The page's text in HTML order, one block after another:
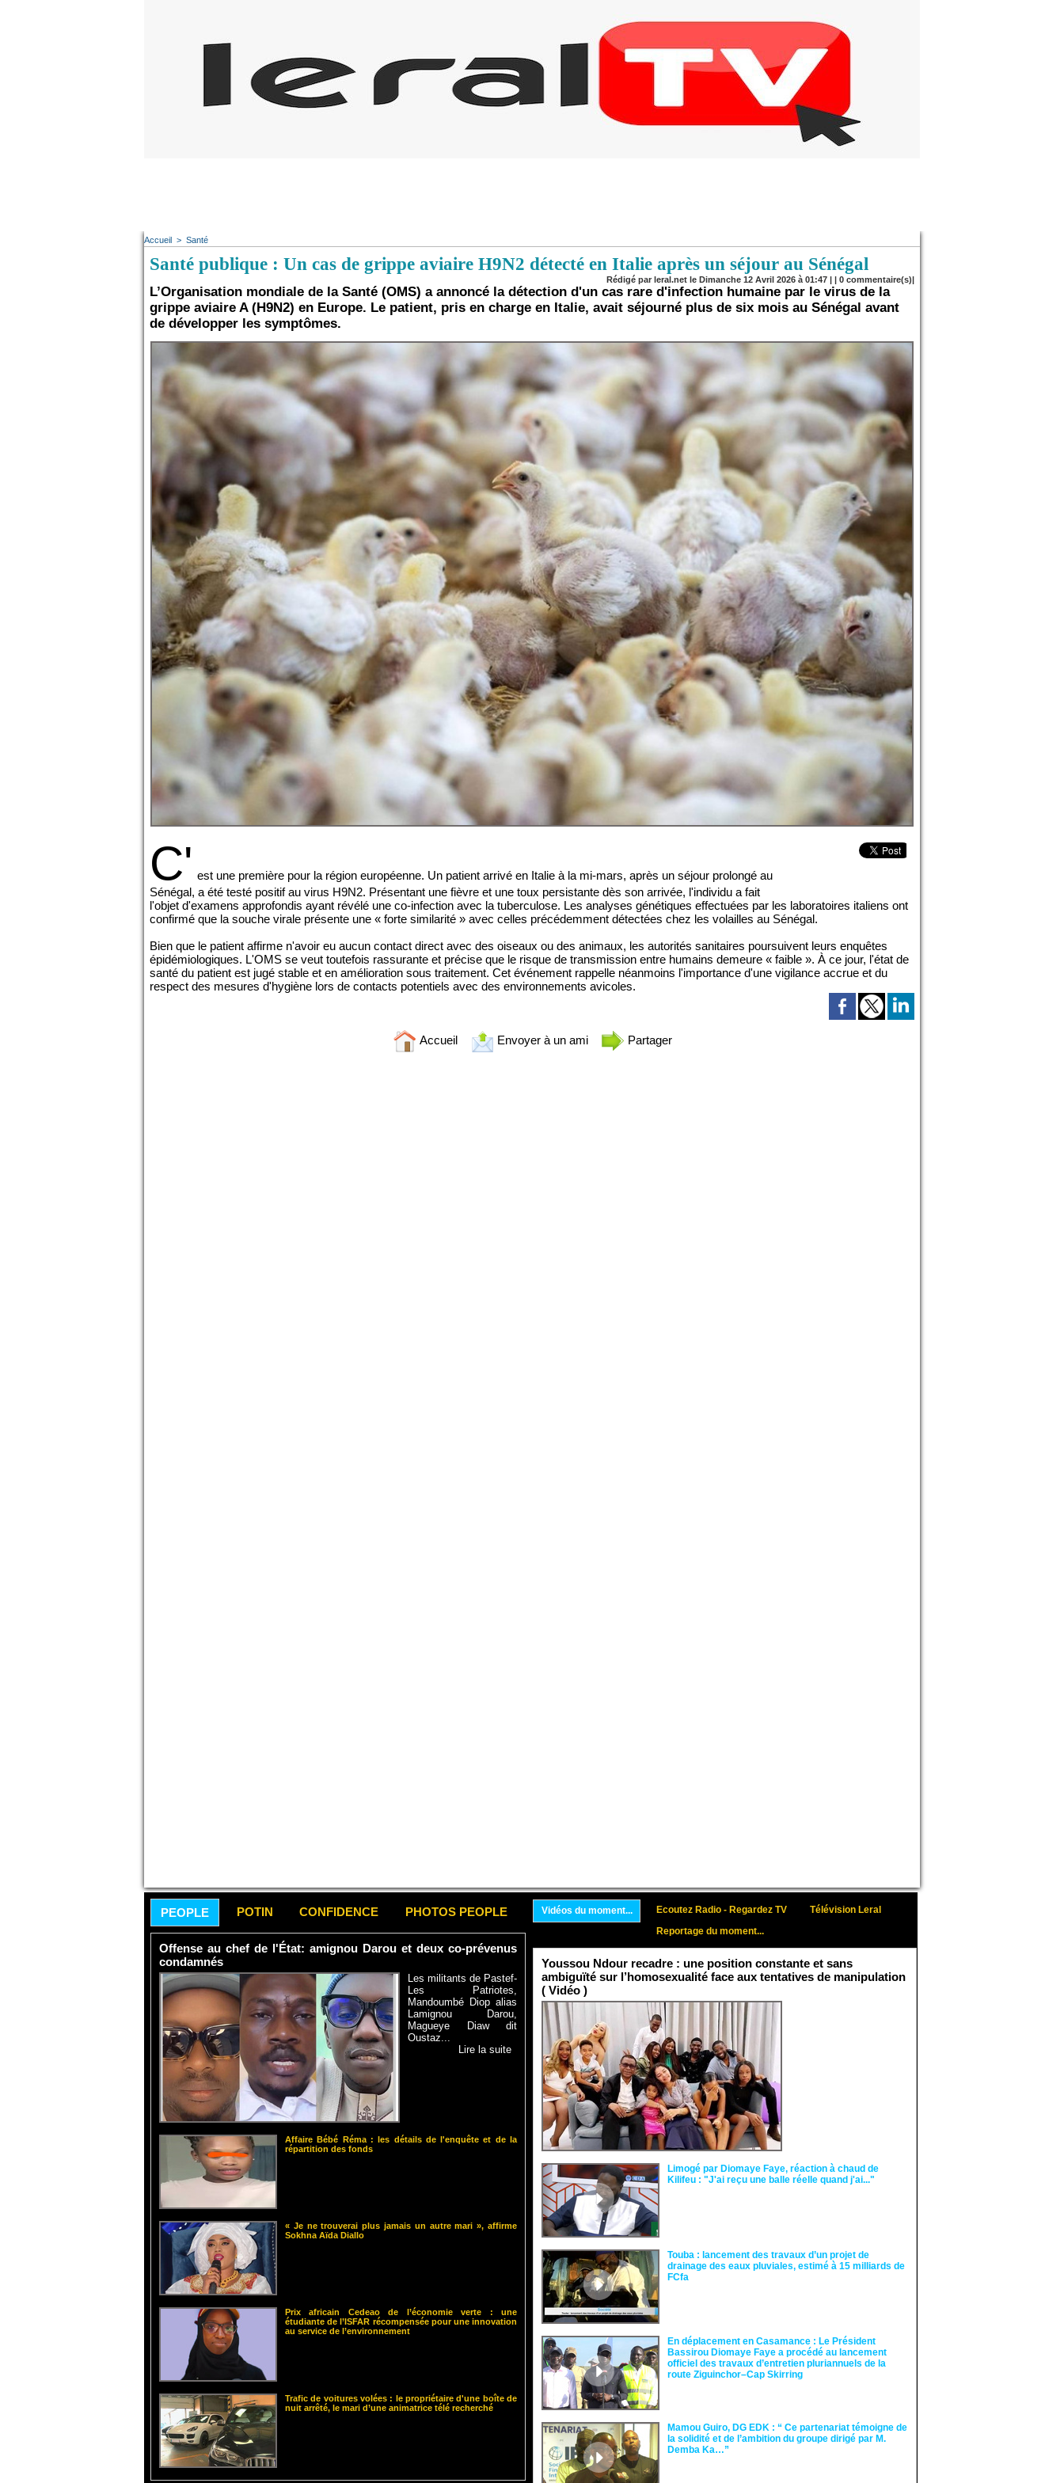
Accueil > Santé
Santé publique : Un cas de grippe aviaire H9N2 détecté en Italie après un séjour au Sénégal
Rédigé par leral.net le Dimanche 12 Avril 2026 à 01:47 | | 0 commentaire(s)|
L’Organisation mondiale de la Santé (OMS) a annoncé la détection d'un cas rare d'infection humaine par le virus de la
grippe aviaire A (H9N2) en Europe. Le patient, pris en charge en Italie, avait séjourné plus de six mois au Sénégal avant
de développer les symptômes.
C' est une première pour la région européenne. Un patient arrivé en Italie à la mi-mars, après un séjour prolongé au
Sénégal, a été testé positif au virus H9N2. Présentant une fièvre et une toux persistante dès son arrivée, l'individu a fait
l'objet d'examens approfondis ayant révélé une co-infection avec la tuberculose. Les analyses génétiques effectuées par les laboratoires italiens ont
confirmé que la souche virale présente une « forte similarité » avec celles précédemment détectées chez les volailles au Sénégal.
Bien que le patient affirme n'avoir eu aucun contact direct avec des oiseaux ou des animaux, les autorités sanitaires poursuivent leurs enquêtes
épidémiologiques. L'OMS se veut toutefois rassurante et précise que le risque de transmission entre humains demeure « faible ». À ce jour, l'état de
santé du patient est jugé stable et en amélioration sous traitement. Cet événement rappelle néanmoins l'importance d'une vigilance accrue et du
respect des mesures d'hygiène lors de contacts potentiels avec des environnements avicoles.
Accueil Envoyer à un ami Partager
PEOPLE POTIN CONFIDENCE PHOTOS PEOPLE
Offense au chef de l'État: amignou Darou et deux co-prévenus
condamnés
Les militants de Pastef-
Les Patriotes,
Mandoumbé Diop alias
Lamignou Darou,
Magueye Diaw dit
Oustaz...
Lire la suite
Affaire Bébé Réma : les détails de l'enquête et de la
répartition des fonds
« Je ne trouverai plus jamais un autre mari », affirme
Sokhna Aïda Diallo
Prix africain Cedeao de l’économie verte : une
étudiante de l’ISFAR récompensée pour une innovation
au service de l’environnement
Trafic de voitures volées : le propriétaire d'une boîte de
nuit arrêté, le mari d’une animatrice télé recherché
Vidéos du moment... Ecoutez Radio - Regardez TV
Télévision Leral
Reportage du moment...
Youssou Ndour recadre : une position constante et sans
ambiguïté sur l’homosexualité face aux tentatives de manipulation
( Vidéo )
Limogé par Diomaye Faye, réaction à chaud de
Kilifeu : "J'ai reçu une balle réelle quand j'ai..."
Touba : lancement des travaux d’un projet de
drainage des eaux pluviales, estimé à 15 milliards de
FCfa ‎
En déplacement en Casamance : Le Président
Bassirou Diomaye Faye a procédé au lancement
officiel des travaux d’entretien pluriannuels de la
route Ziguinchor–Cap Skirring
Mamou Guiro, DG EDK : “ Ce partenariat témoigne de
la solidité et de l’ambition du groupe dirigé par M.
Demba Ka…”